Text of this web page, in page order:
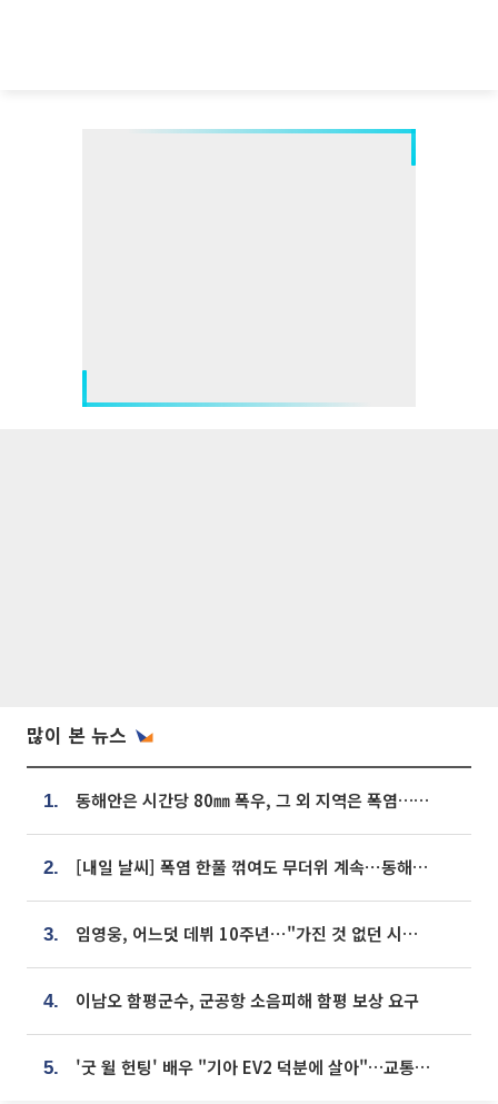
많이 본 뉴스
1. 동해안은 시간당 80㎜ 폭우, 그 외 지역은 폭염…‘극과 극 날씨’
2. [내일 날씨] 폭염 한풀 꺾여도 무더위 계속⋯동해안 이틀 연속 비
3. 임영웅, 어느덧 데뷔 10주년⋯"가진 것 없던 시절, 내 앞엔 20명의 팬뿐"
4. 이남오 함평군수, 군공항 소음피해 함평 보상 요구
5. '굿 윌 헌팅' 배우 "기아 EV2 덕분에 살아"…교통사고 후 안전성 극찬